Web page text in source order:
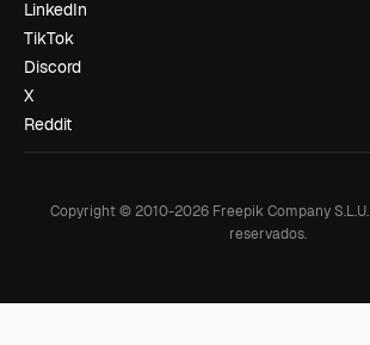
LinkedIn
TikTok
Discord
X
Reddit
Copyright © 2010-2026Freepik Company S.L.U.
reservados.